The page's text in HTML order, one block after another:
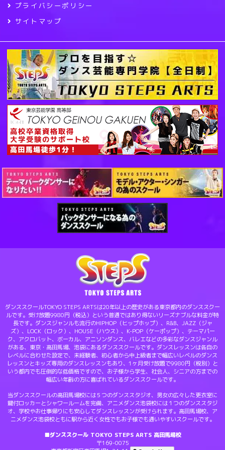
プライバシーポリシー
サイトマップ
ダンススクールTOKYO STEPS ARTSは20年以上の歴史がある東京都内のダンススクー
ルです。受け放題9980円（税込）という普通ではあり得ないリーズナブルな料金が特
長です。ダンスジャンルも流行のHIPHOP（ヒップホップ）、R&B、JAZZ（ジャ
ズ）、LOCK（ロック）、HOUSE（ハウス）、K-POP（ケーポップ）、テーマパー
ク、アクロバット、ボーカル、アニソンダンス、バレエなどの多彩なダンスジャンル
がある、東京・高田馬場、池袋にあるダンススクールです。ダンスレッスンは各自の
レベルに合わせた設定で、未経験者、初心者から中上級者まで幅広いレベルのダンス
レッスンとキッズ専用のダンスレッスンもあり、1ヶ月受け放題で9980円（税別）と
いう都内でも圧倒的な低価格ですので、お子様から学生、社会人、シニアの方までの
幅広い年齢の方に喜ばれているダンススクールです。
当ダンススクールの高田馬場校には５つのダンススタジオ、男女の広々した更衣室に
鍵付ロッカーとシャワールームを完備、アニメダンス池袋校には１つのダンススタジ
オ、学校やお仕事帰りにも安心してダンスレッスンが受けられます。高田馬場校、ア
ニメダンス池袋校ともに駅から近く女性でもお子様でも通いやすいスクールです。
■ダンススクール TOKYO STEPS ARTS 高田馬場校
〒169-0075